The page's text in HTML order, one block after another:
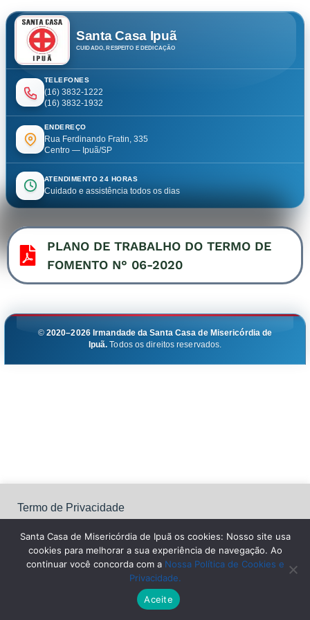
Santa Casa Ipuã
CUIDADO, RESPEITO E DEDICAÇÃO
TELEFONES
(16) 3832-1222
(16) 3832-1932
ENDEREÇO
Rua Ferdinando Fratin, 335
Centro — Ipuã/SP
ATENDIMENTO 24 HORAS
Cuidado e assistência todos os dias
PLANO DE TRABALHO DO TERMO DE
FOMENTO N° 06-2020
© 2020–2026 Irmandade da Santa Casa de Misericórdia de
Ipuã.Todos os direitos reservados.
Termo de Privacidade
usa cookies para melhorar a sua experiência de navegação.
Ao continuar você concorda com a Nossa Política de
Cookies e Privacidade.
Aceitar Todos
Santa Casa de Misericórdia de Ipuã os cookies: Nosso site usa
cookies para melhorar a sua experiência de navegação. Ao
continuar você concorda com a Nossa Política de Cookies e
Privacidade.
Aceite